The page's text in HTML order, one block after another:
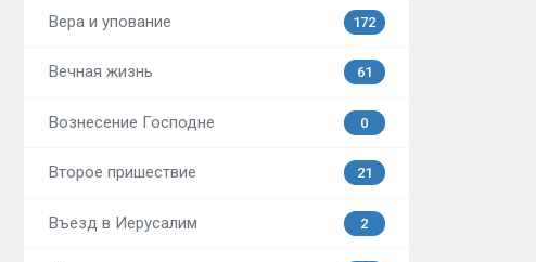
Вера и упование 172
Вечная жизнь 61
Вознесение Господне 0
Второе пришествие 21
Въезд в Иерусалим 2